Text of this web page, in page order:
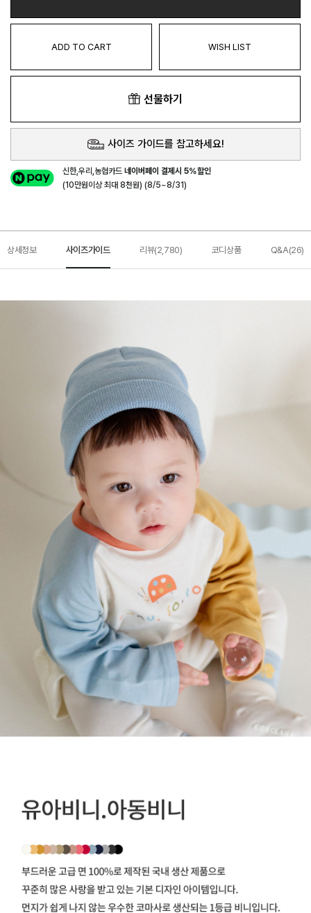
ADD TO CART WISH LIST
선물하기
사이즈 가이드를 참고하세요!
신한,우리,농협카드네이버페이 결제시 5%할인
(10만원이상 최대 8천원) (8/5~8/31)
상세정보 사이즈가이드 리뷰(2,780) 코디상품 Q&A(26)